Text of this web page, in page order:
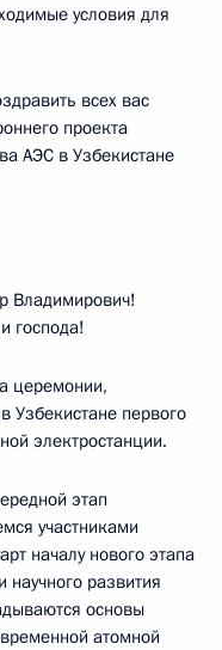
условия для
всех вас
проекта
АЭС в Узбекистане
Владимирович!
господа!
церемонии,
Узбекистане первого
электростанции.
этап
участниками
началу нового этапа
развития
основы
атомной